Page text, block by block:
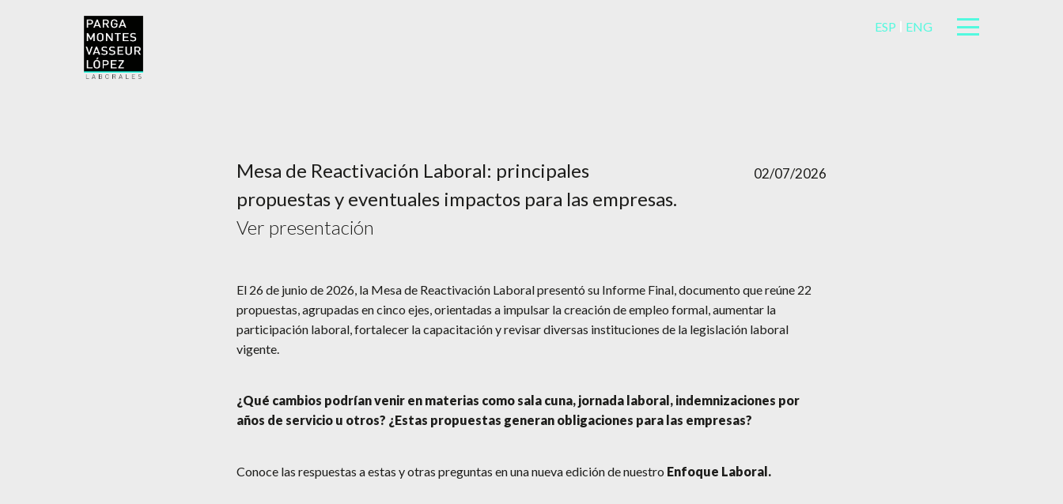
ESP ENG
Mesa de Reactivación Laboral: principales
propuestas y eventuales impactos para las empresas.
Ver presentación
02/07/2026
El 26 de junio de 2026, la Mesa de Reactivación Laboral presentó su Informe Final, documento que reúne 22
propuestas, agrupadas en cinco ejes, orientadas a impulsar la creación de empleo formal, aumentar la
participación laboral, fortalecer la capacitación y revisar diversas instituciones de la legislación laboral
vigente.
¿Qué cambios podrían venir en materias como sala cuna, jornada laboral, indemnizaciones por
años de servicio u otros? ¿Estas propuestas generan obligaciones para las empresas?
Conoce las respuestas a estas y otras preguntas en una nueva edición de nuestro Enfoque Laboral.